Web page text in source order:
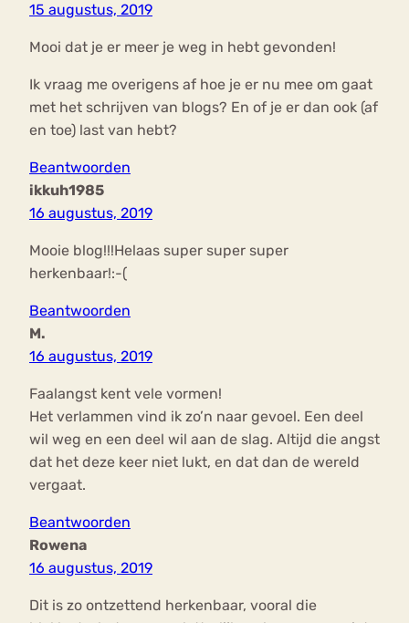
15 augustus, 2019
Mooi dat je er meer je weg in hebt gevonden!
Ik vraag me overigens af hoe je er nu mee om gaat
met het schrijven van blogs? En of je er dan ook (af
en toe) last van hebt?
Beantwoorden
ikkuh1985
16 augustus, 2019
Mooie blog!!!Helaas super super super
herkenbaar!:-(
Beantwoorden
M.
16 augustus, 2019
Faalangst kent vele vormen!
Het verlammen vind ik zo’n naar gevoel. Een deel
wil weg en een deel wil aan de slag. Altijd die angst
dat het deze keer niet lukt, en dat dan de wereld
vergaat.
Beantwoorden
Rowena
16 augustus, 2019
Dit is zo ontzettend herkenbaar, vooral die